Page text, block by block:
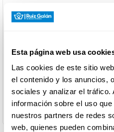
Esta página web usa
Las cookies de este sitio
el contenido y los anuncios,
sociales y analizar el tráfico.
información sobre el uso
nuestros partners de redes
web, quienes pueden
DROGUERÍA
Y LIMPIEZA
PERFUMERÍA
NESCAFÉ® Dolce Gusto®
Nombre de Operador:
C/ Clara Campoamor, nº 2
(Barcelona)
Cantidad neta: